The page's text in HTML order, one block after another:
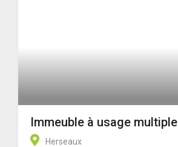
Immeuble à usage multiple
Herseaux